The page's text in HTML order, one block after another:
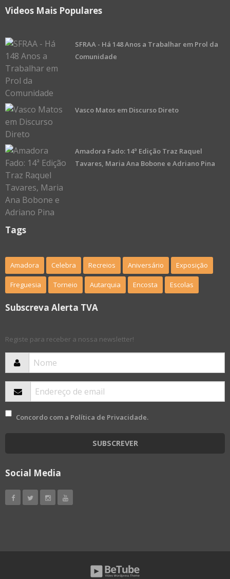
Videos Mais Populares
SFRAA - Há 148 Anos a Trabalhar em Prol da
Comunidade
Vasco Matos em Discurso Direto
Amadora Fado: 14ª Edição Traz Raquel
Tavares, Maria Ana Bobone e Adriano Pina
Tags
Amadora Celebra Recreios Aniversário Exposição
Freguesia Torneio Autarquia Encosta Escolas
Subscreva Alerta TVA
Registe para receber a nossa newsletter!
Concordo com a Política de Privacidade.
SUBSCREVER
Social Media